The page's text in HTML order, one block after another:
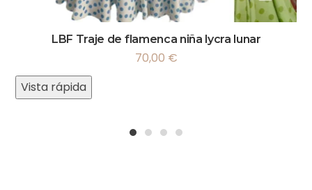
LBF Traje de flamenca niña lycra lunar
70,00 €
Vista rápida